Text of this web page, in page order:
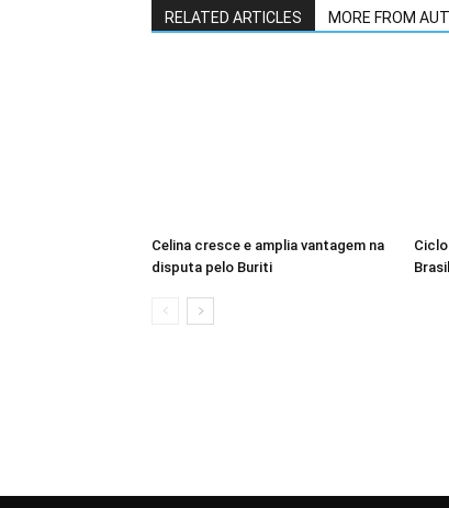
RELATED ARTICLES MORE FROM
Celina cresce e amplia vantagem na
disputa pelo Buriti